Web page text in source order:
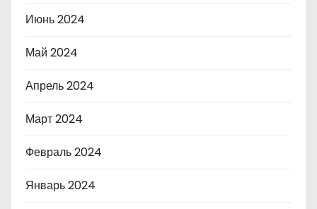
Июнь 2024
Май 2024
Апрель 2024
Март 2024
Февраль 2024
Январь 2024